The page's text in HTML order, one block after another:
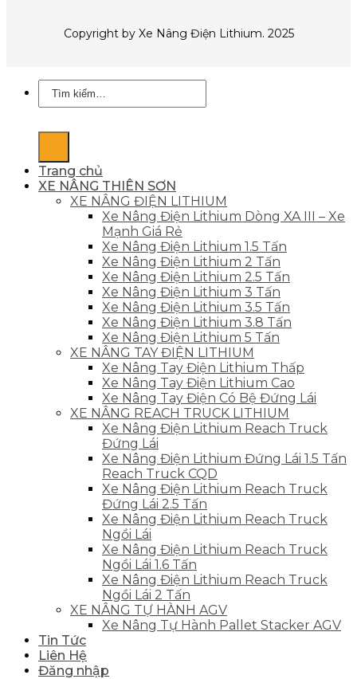
Copyright by Xe Nâng Điện Lithium. 2025
Tìm
kiếm:
Trang chủ
XE NÂNG THIÊN SƠN
XE NÂNG ĐIỆN LITHIUM
Xe Nâng Điện Lithium Dòng XA III – Xe
Mạnh Giá Rẻ
Xe Nâng Điện Lithium 1.5 Tấn
Xe Nâng Điện Lithium 2 Tấn
Xe Nâng Điện Lithium 2.5 Tấn
Xe Nâng Điện Lithium 3 Tấn
Xe Nâng Điện Lithium 3.5 Tấn
Xe Nâng Điện Lithium 3.8 Tấn
Xe Nâng Điện Lithium 5 Tấn
XE NÂNG TAY ĐIỆN LITHIUM
Xe Nâng Tay Điện Lithium Thấp
Xe Nâng Tay Điện Lithium Cao
Xe Nâng Tay Điện Có Bệ Đứng Lái
XE NÂNG REACH TRUCK LITHIUM
Xe Nâng Điện Lithium Reach Truck
Đứng Lái
Xe Nâng Điện Lithium Đứng Lái 1.5 Tấn
Reach Truck CQD
Xe Nâng Điện Lithium Reach Truck
Đứng Lái 2.5 Tấn
Xe Nâng Điện Lithium Reach Truck
Ngồi Lái
Xe Nâng Điện Lithium Reach Truck
Ngồi Lái 1.6 Tấn
Xe Nâng Điện Lithium Reach Truck
Ngồi Lái 2 Tấn
XE NÂNG TỰ HÀNH AGV
Xe Nâng Tự Hành Pallet Stacker AGV
Tin Tức
Liên Hệ
Đăng nhập